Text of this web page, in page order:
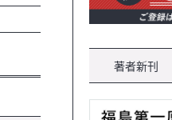
著者新刊